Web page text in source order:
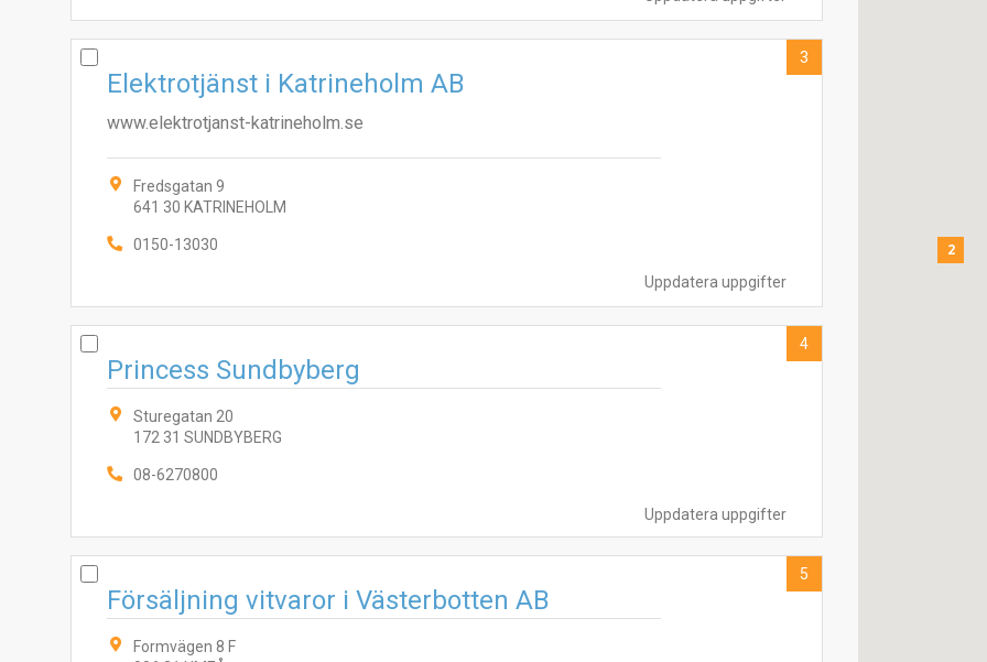
Uppdatera uppgifter
Elektrotjänst i Katrineholm AB
www.elektrotjanst-katrineholm.se
Fredsgatan 9
641 30 KATRINEHOLM
0150-13030
3
Uppdatera uppgifter
Princess Sundbyberg
Sturegatan 20
172 31 SUNDBYBERG
08-6270800
4
Försäljning vitvaror i Västerbotten AB
Formvägen 8 F
5
2